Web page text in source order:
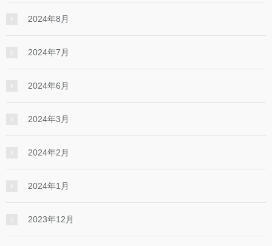
2024年8月
2024年7月
2024年6月
2024年3月
2024年2月
2024年1月
2023年12月